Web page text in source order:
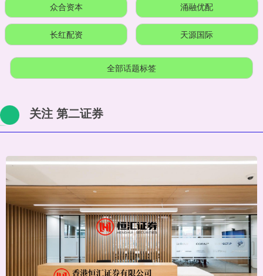
众合资本 涌融优配
长红配资 天源国际
全部话题标签
关注 第二证券